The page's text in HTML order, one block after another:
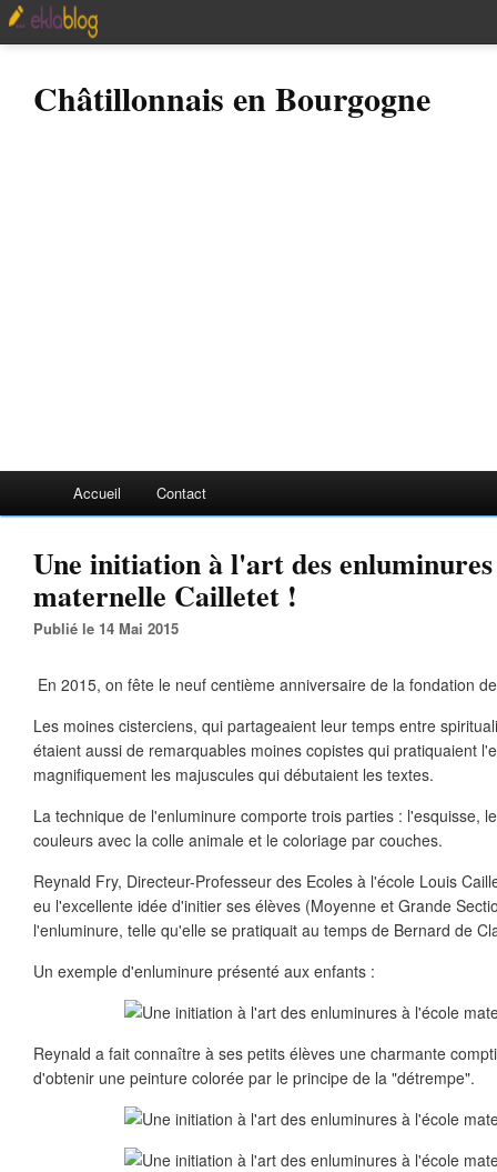
Châtillonnais en Bourgogne
Accueil Contact
Une initiation à l'art des
maternelle Cailletet !
Publié le 14 Mai 2015
En 2015, on fête le neuf centième anniversaire de la fondation
Les moines cisterciens, qui partageaient leur temps entre
étaient aussi de remarquables moines copistes qui pratiquaient
magnifiquement les majuscules qui débutaient les textes.
La technique de l'enluminure comporte trois parties : l'esquisse,
couleurs avec la colle animale et le coloriage par couches.
Reynald Fry, Directeur-Professeur des Ecoles à l'école Louis
eu l'excellente idée d'initier ses élèves (Moyenne et Grande
l'enluminure, telle qu'elle se pratiquait au temps de Bernard de
Un exemple d'enluminure présenté aux enfants :
Reynald a fait connaître à ses petits élèves une charmante
d'obtenir une peinture colorée par le principe de la "détrempe".